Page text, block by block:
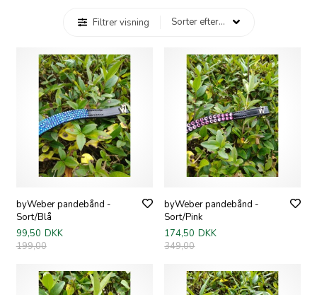
Filtrer visning
byWeber pandebånd -
Sort/Blå
99,50 DKK
199,00
byWeber pandebånd -
Sort/Pink
174,50 DKK
349,00